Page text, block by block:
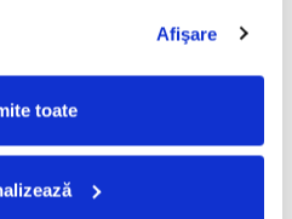
Afişare
toate
Electrecord, (Disc Vinil)
189,00 Lei
Cargo- Spiritus Sanctus (Editie
Aniversara) (Disc Vinil)